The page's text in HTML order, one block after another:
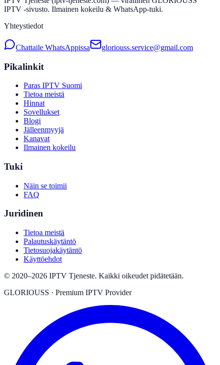
IPTV -sivusto. Ilmainen kokeilu & WhatsApp-tuki.
Yhteystiedot
Chattaile WhatsAppissa gloriouss.service@gmail.com
Pikalinkit
Paras IPTV Suomi
Tietoa meistä
Hinnat
Sovellukset
Blogi
Jälleenmyyjä
Kanavat
Ilmainen kokeilu
Tuki
Näin se toimii
FAQ
Juridinen
Tietoa meistä
Palautuskäytäntö
Tietosuojakäytäntö
Käyttöehdot
© 2020–2026 IPTV Tjeneste. Kaikki oikeudet pidätetään.
GLORIOUSS · Premium IPTV Provider